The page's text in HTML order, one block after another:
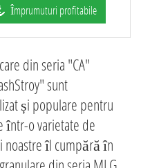
Împrumuturi profitabile
din seria "CA"
sunt
și populare pentru
într-o varietate de
noastre îl cumpără în